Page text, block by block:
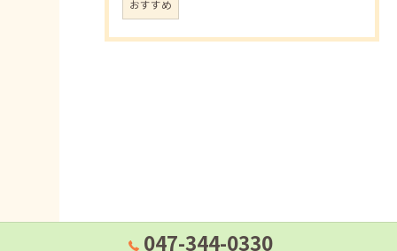
おすすめ
047-344-0330